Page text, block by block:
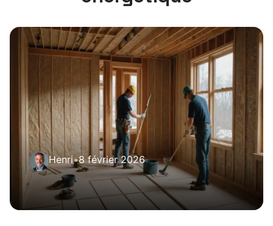
Henri•8 février 2026